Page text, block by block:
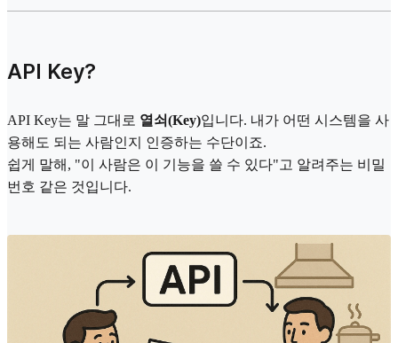
API Key?
API Key는 말 그대로 열쇠(Key)입니다. 내가 어떤 시스템을 사
용해도 되는 사람인지 인증하는 수단이죠.
쉽게 말해, "이 사람은 이 기능을 쓸 수 있다"고 알려주는 비밀
번호 같은 것입니다.